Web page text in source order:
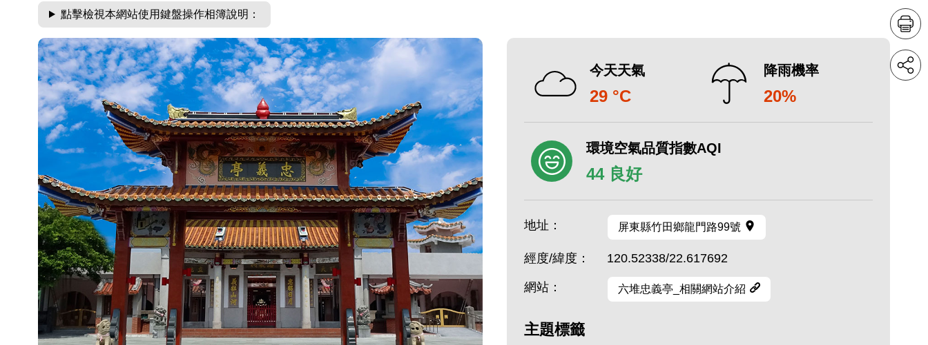
點擊檢視本網站使用鍵盤操作相簿說明：
今天天氣
29 °C
降雨機率
20%
環境空氣品質指數AQI
44 良好
地址： 屏東縣竹田鄉龍門路99號
經度/緯度： 120.52338/22.617692
網站： 六堆忠義亭_相關網站介紹
主題標籤